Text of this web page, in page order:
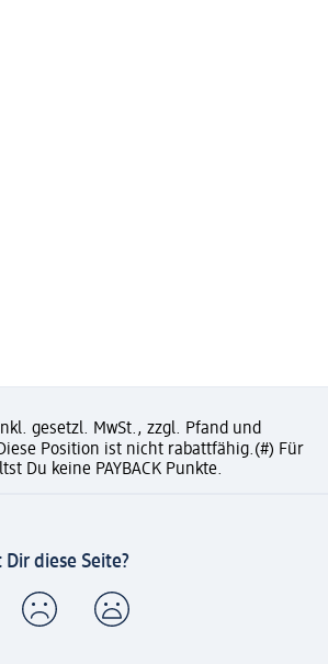
gesetzl. MwSt., zzgl. Pfand und
Position ist nicht rabattfähig.(#) Für
Du keine PAYBACK Punkte.
diese Seite?